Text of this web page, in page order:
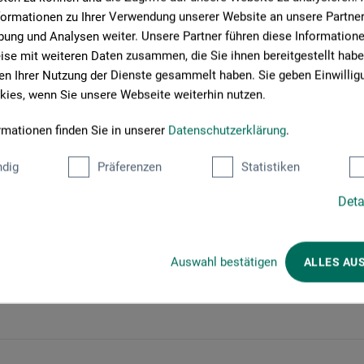
zu Ihrer Verwendung unserer Website an unsere
und Analysen weiter. Unsere Partner führen diese
mit weiteren Daten zusammen, die Sie ihnen bereitgestellt
Ihrer Nutzung der Dienste gesammelt haben. Sie geben
wenn Sie unsere Webseite weiterhin nutzen.
finden Sie in unserer Datenschutzerklärung.
Präferenzen Statistiken
Auswahl bestätigen ALLES
spiegelnde Wasseroberflächen und die starken
Interpretation von klassisch bis expressiv.
Von grundlegenden Techniken wie Nass-in-Nass,
“Ausblühen” von Farben, Einsatz von Aquarellstiften
Techniken mit, die Ihnen auch für zukünftige